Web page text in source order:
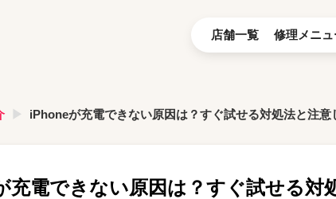
店舗一覧 修理メニュ
iPhoneが充電できない原因は？すぐ試せる対処法と注意
充電できない原因は？すぐ試せる対